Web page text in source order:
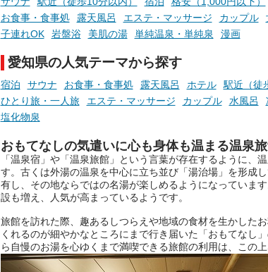
お食事・食事処
露天風呂 エステ・マッサージ カップル
子連れOK
岩盤浴 美肌の湯 単純温泉・単純泉 漫画
愛知県の人気テーマから探す
宿泊 サウナ お食事・食事処 露天風呂 ホテル 駅近（徒
ひとり旅・一人旅
エステ・マッサージ カップル 水風呂
塩化物泉
おもてなしの気遣いに心も身体も温まる温泉
「温泉宿」や「温泉旅館」という言葉が存在するように、
す。古くは外湯の温泉を中心に立ち並び「湯治場」を形成
有し、その地ならではの名湯が楽しめるようになっていま
設も増え、人気が高まっているようです。
旅館を訪れた際、趣あるしつらえや地域の食材を生かした
くれるのが細やかなところにまで行き届いた「おもてなし
ら自慢のお湯を心ゆくまで満喫できる旅館の利用は、この